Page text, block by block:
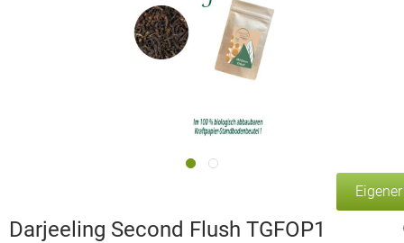
Darjeeling Second Flush TGFOP1